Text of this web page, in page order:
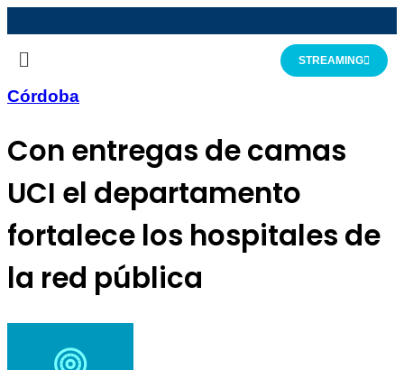
STREAMING
Córdoba
Con entregas de camas
UCI el departamento
fortalece los hospitales de
la red pública